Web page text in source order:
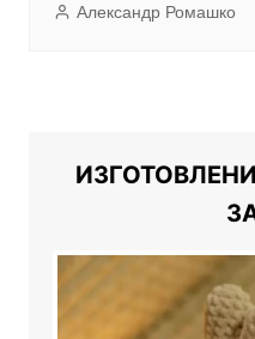
Александр Ромашко